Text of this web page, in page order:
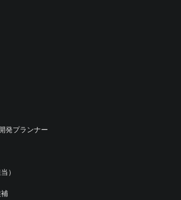
発プランナー
）